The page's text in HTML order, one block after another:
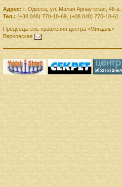
Адрес: г. Одесса, ул. Малая Арнаутская, 46-а.
Тел.: (+38 048) 770-18-69, (+38 048) 770-18-61
Председатель правленияцентра «Мигдаль»—
Верховская
.